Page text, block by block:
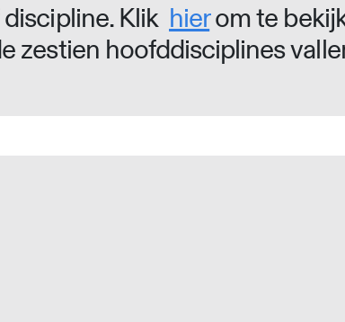
Klik hierom te
zestien hoofddisciplines